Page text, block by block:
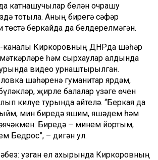
катнашучылар белән очрашу
тотыла. Аның бирегә сәфәр
беркайда да белдерелмәгән.
каналы Киркоровның ДНРда шәһәр
һәм сырхаулар алдында
видео урнаштырылган.
шәһәренә гуманитар ярдәм,
җирле балалар үзәге өчен
килүе турында әйтелә. “Беркая да
мин биредә яшим, яшәдем һәм
Биредә – минем йортым,
Бедрос”, – дигән ул.
узган ел ахырында Киркоровның